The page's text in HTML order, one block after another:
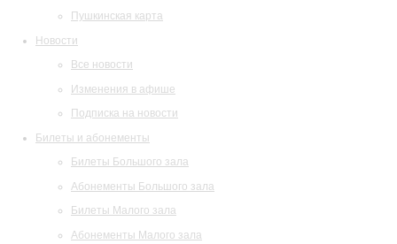
Пушкинская карта
Новости
Все новости
Изменения в афише
Подписка на новости
Билеты и абонементы
Билеты Большого зала
Абонементы Большого зала
Билеты Малого зала
Абонементы Малого зала